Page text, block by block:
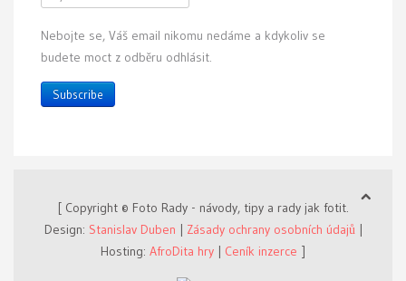
Nebojte se, Váš email nikomu nedáme a kdykoliv se
budete moct z odběru odhlásit.
Subscribe
[ Copyright © Foto Rady - návody, tipy a rady jak fotit.
Design: Stanislav Duben Zásady ochrany osobních údajů|
Hosting: AfroDita hry Ceník inzerce ]